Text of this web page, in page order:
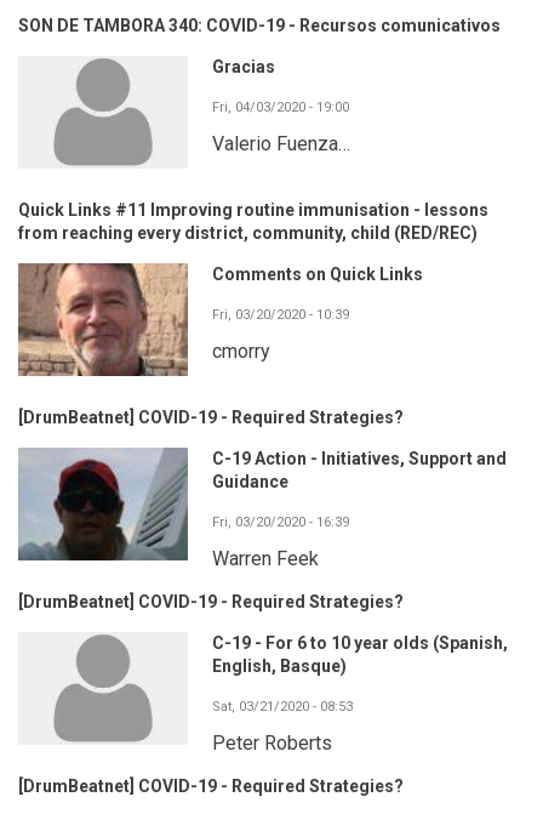
SON DE TAMBORA 340: COVID-19 - Recursos comunicativos
Gracias
Fri, 04/03/2020 - 19:00
Valerio Fuenza…
Quick Links #11 Improving routine immunisation - lessons
from reaching every district, community, child (RED/REC)
Comments on Quick Links
Fri, 03/20/2020 - 10:39
cmorry
[DrumBeatnet] COVID-19 - Required Strategies?
C-19 Action - Initiatives, Support and
Guidance
Fri, 03/20/2020 - 16:39
Warren Feek
[DrumBeatnet] COVID-19 - Required Strategies?
C-19 - For 6 to 10 year olds (Spanish,
English, Basque)
Sat, 03/21/2020 - 08:53
Peter Roberts
[DrumBeatnet] COVID-19 - Required Strategies?